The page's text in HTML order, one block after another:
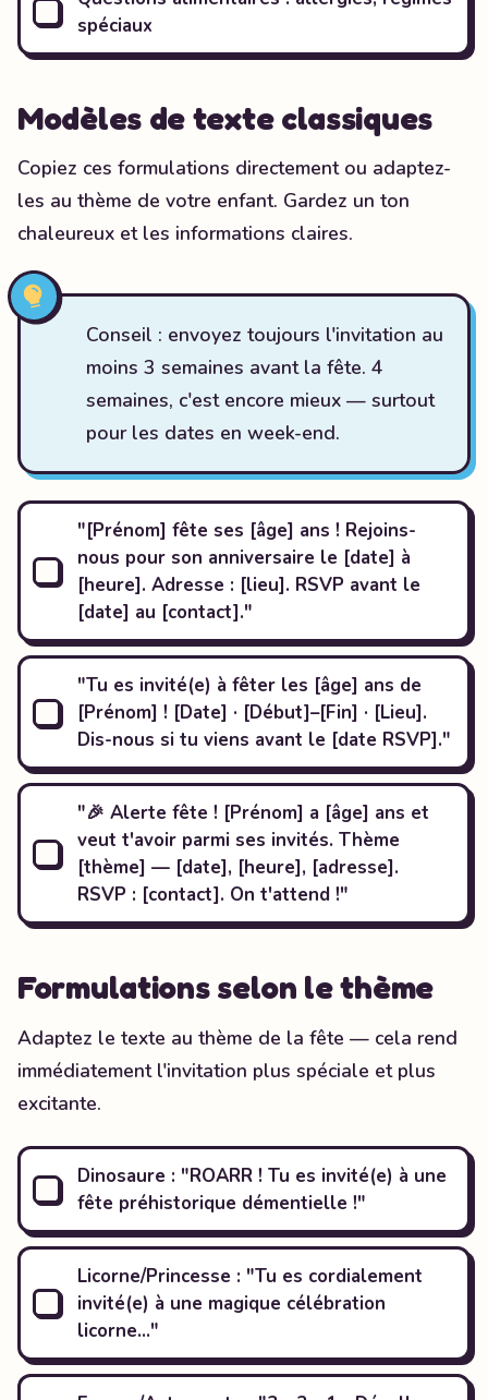
spéciaux
Modèles de texte classiques
Copiez ces formulations directement ou adaptez-
les au thème de votre enfant. Gardez un ton
chaleureux et les informations claires.
Conseil : envoyez toujours l'invitation au
moins 3 semaines avant la fête. 4
semaines, c'est encore mieux — surtout
pour les dates en week-end.
"[Prénom] fête ses [âge] ans ! Rejoins-
nous pour son anniversaire le [date] à
[heure]. Adresse : [lieu]. RSVP avant le
[date] au [contact]."
"Tu es invité(e) à fêter les [âge] ans de
[Prénom] ! [Date] · [Début]–[Fin] · [Lieu].
Dis-nous si tu viens avant le [date RSVP]."
"🎉 Alerte fête ! [Prénom] a [âge] ans et
veut t'avoir parmi ses invités. Thème
[thème] — [date], [heure], [adresse].
RSVP : [contact]. On t'attend !"
Formulations selon le thème
Adaptez le texte au thème de la fête — cela rend
immédiatement l'invitation plus spéciale et plus
excitante.
Dinosaure : "ROARR ! Tu es invité(e) à une
fête préhistorique démentielle !"
Licorne/Princesse : "Tu es cordialement
invité(e) à une magique célébration
licorne…"